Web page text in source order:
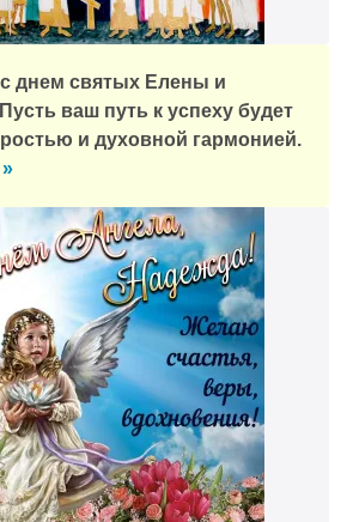
днем святых Елены и
ваш путь к успеху будет
и духовной гармонией.